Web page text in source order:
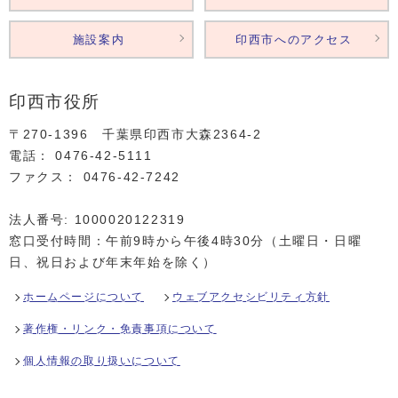
印西市役所
〒270-1396 千葉県印西市大森2364‐2
電話： 0476‐42‐5111
ファクス： 0476‐42‐7242
法人番号: 1000020122319
窓口受付時間：午前9時から午後4時30分（土曜日・日曜
日、祝日および年末年始を除く）
ホームページについて ウェブアクセシビリティ方針
著作権・リンク・免責事項について
個人情報の取り扱いについて
施設案内 印西市へのアクセス